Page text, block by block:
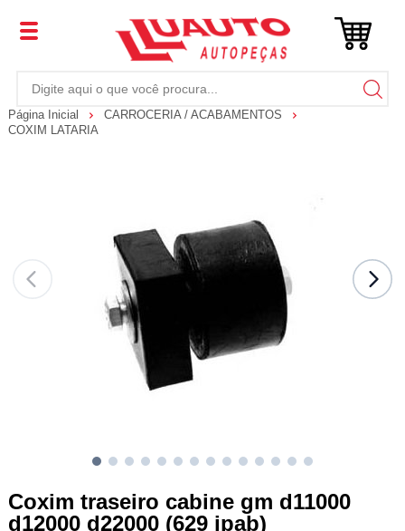
Página Inicial
CARROCERIA / ACABAMENTOS
COXIM LATARIA
Coxim traseiro cabine gm d11000
d12000 d22000 (629 ipab)